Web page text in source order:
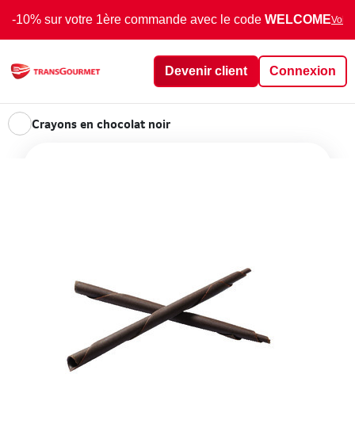
-10% sur votre 1ère commande avec le code WELCOMEVoir
Devenir client Connexion
Crayons en chocolat noir